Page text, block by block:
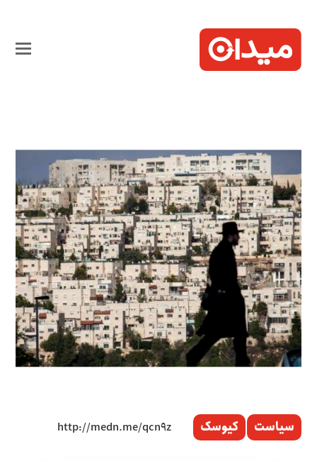
سیاست کیوسک